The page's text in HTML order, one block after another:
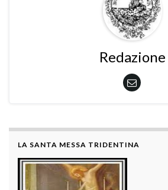
Redazione
LA SANTA MESSA TRIDENTINA